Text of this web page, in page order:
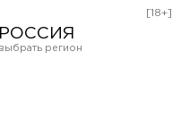
РОССИЯ
[18+]